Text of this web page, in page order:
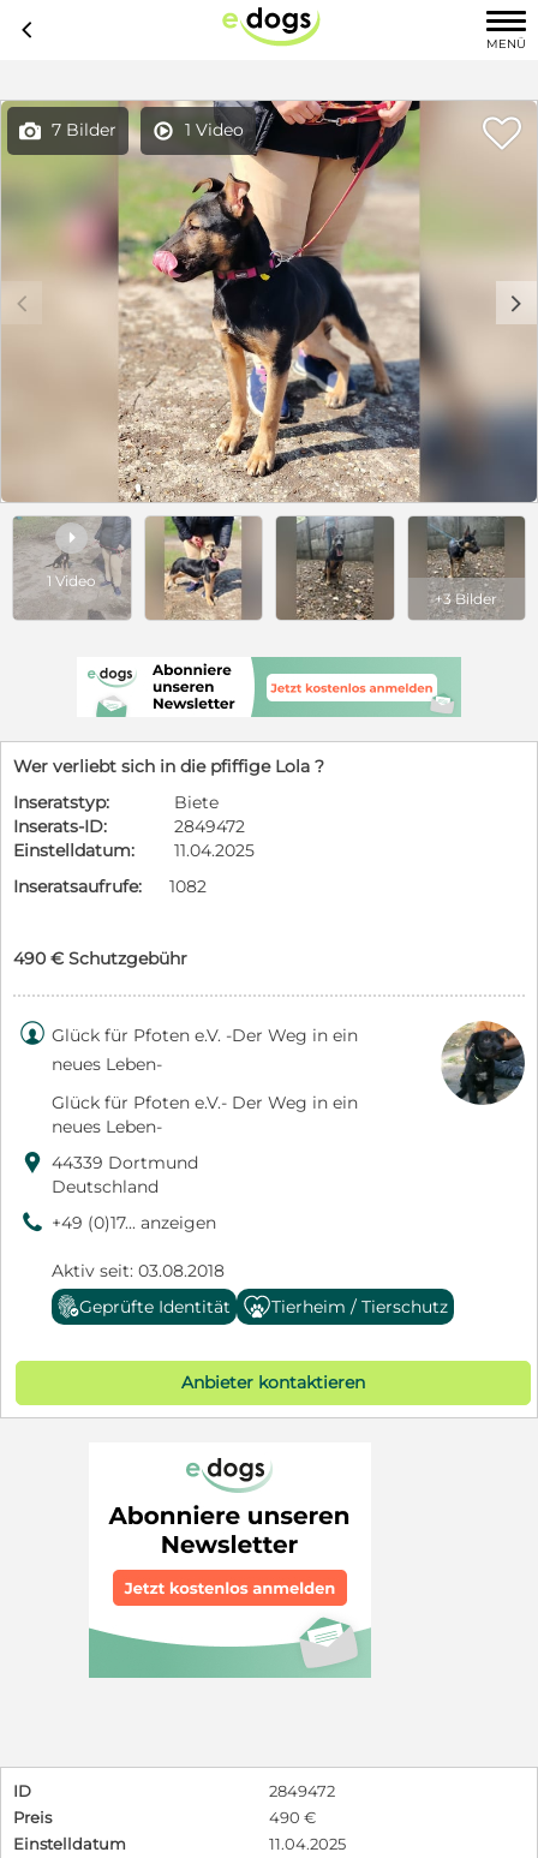
c
MENÜ
 7 Bilder  1 Video 
c d

1 Video
+3 Bilder
Wer verliebt sich in die pfiffige Lola ?
Inseratstyp:
Biete
Inserats-ID:
2849472
Einstelldatum:
11.04.2025
Inseratsaufrufe:
1082
490 € Schutzgebühr
 Glück für Pfoten e.V. -Der Weg in ein
neues Leben-
Glück für Pfoten e.V.- Der Weg in ein
neues Leben-
 44339 Dortmund
Deutschland
9 +49 (0)17... anzeigen
Aktiv seit: 03.08.2018
Geprüfte Identität
Tierheim / Tierschutz
Anbieter kontaktieren
ID
2849472
Preis
490 €
Einstelldatum
11.04.2025